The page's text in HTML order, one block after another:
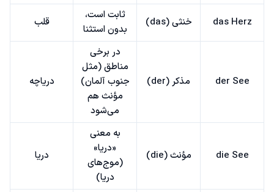
das Herz خنثی (das)
ثابت است،
بدون استثنا
قلب
der See مذکر (der)
در برخی
مناطق (مثل
جنوب آلمان)
مؤنث هم
می‌شود
دریاچه
die See مؤنث (die)
به معنی
«دریا»
(موج‌های
دریا)
دریا